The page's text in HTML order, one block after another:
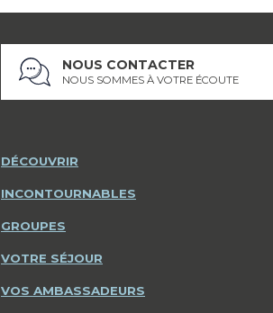
NOUS CONTACTER
NOUS SOMMES À VOTRE ÉCOUTE
DÉCOUVRIR
INCONTOURNABLES
GROUPES
VOTRE SÉJOUR
VOS AMBASSADEURS